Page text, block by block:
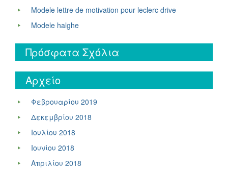
Modele lettre de motivation pour leclerc drive
Modele halghe
Πρόσφατα Σχόλια
Αρχείο
Φεβρουαρίου 2019
Δεκεμβρίου 2018
Ιουλίου 2018
Ιουνίου 2018
Απριλίου 2018